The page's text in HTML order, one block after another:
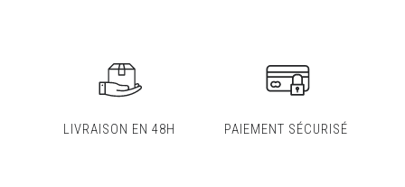
LIVRAISON EN 48H PAIEMENT SÉCURISÉ